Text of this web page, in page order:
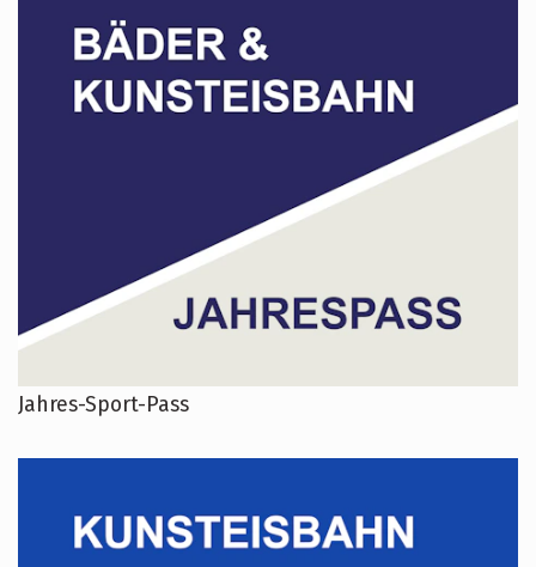
Jahres-Sport-Pass